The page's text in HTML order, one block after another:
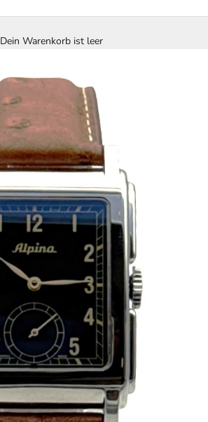
Dein Warenkorb ist leer